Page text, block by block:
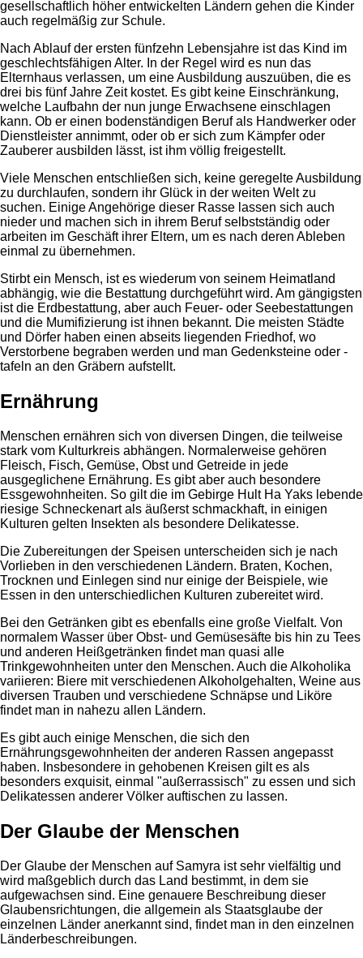
gesellschaftlich höher entwickelten Ländern gehen die Kinder
auch regelmäßig zur Schule.
Nach Ablauf der ersten fünfzehn Lebensjahre ist das Kind im
geschlechtsfähigen Alter. In der Regel wird es nun das
Elternhaus verlassen, um eine Ausbildung auszuüben, die es
drei bis fünf Jahre Zeit kostet. Es gibt keine Einschränkung,
welche Laufbahn der nun junge Erwachsene einschlagen
kann. Ob er einen bodenständigen Beruf als Handwerker oder
Dienstleister annimmt, oder ob er sich zum Kämpfer oder
Zauberer ausbilden lässt, ist ihm völlig freigestellt.
Viele Menschen entschließen sich, keine geregelte Ausbildung
zu durchlaufen, sondern ihr Glück in der weiten Welt zu
suchen. Einige Angehörige dieser Rasse lassen sich auch
nieder und machen sich in ihrem Beruf selbstständig oder
arbeiten im Geschäft ihrer Eltern, um es nach deren Ableben
einmal zu übernehmen.
Stirbt ein Mensch, ist es wiederum von seinem Heimatland
abhängig, wie die Bestattung durchgeführt wird. Am gängigsten
ist die Erdbestattung, aber auch Feuer- oder Seebestattungen
und die Mumifizierung ist ihnen bekannt. Die meisten Städte
und Dörfer haben einen abseits liegenden Friedhof, wo
Verstorbene begraben werden und man Gedenksteine oder -
tafeln an den Gräbern aufstellt.
Ernährung
Menschen ernähren sich von diversen Dingen, die teilweise
stark vom Kulturkreis abhängen. Normalerweise gehören
Fleisch, Fisch, Gemüse, Obst und Getreide in jede
ausgeglichene Ernährung. Es gibt aber auch besondere
Essgewohnheiten. So gilt die im Gebirge Hult Ha Yaks lebende
riesige Schneckenart als äußerst schmackhaft, in einigen
Kulturen gelten Insekten als besondere Delikatesse.
Die Zubereitungen der Speisen unterscheiden sich je nach
Vorlieben in den verschiedenen Ländern. Braten, Kochen,
Trocknen und Einlegen sind nur einige der Beispiele, wie
Essen in den unterschiedlichen Kulturen zubereitet wird.
Bei den Getränken gibt es ebenfalls eine große Vielfalt. Von
normalem Wasser über Obst- und Gemüsesäfte bis hin zu Tees
und anderen Heißgetränken findet man quasi alle
Trinkgewohnheiten unter den Menschen. Auch die Alkoholika
variieren: Biere mit verschiedenen Alkoholgehalten, Weine aus
diversen Trauben und verschiedene Schnäpse und Liköre
findet man in nahezu allen Ländern.
Es gibt auch einige Menschen, die sich den
Ernährungsgewohnheiten der anderen Rassen angepasst
haben. Insbesondere in gehobenen Kreisen gilt es als
besonders exquisit, einmal "außerrassisch" zu essen und sich
Delikatessen anderer Völker auftischen zu lassen.
Der Glaube der Menschen
Der Glaube der Menschen auf Samyra ist sehr vielfältig und
wird maßgeblich durch das Land bestimmt, in dem sie
aufgewachsen sind. Eine genauere Beschreibung dieser
Glaubensrichtungen, die allgemein als Staatsglaube der
einzelnen Länder anerkannt sind, findet man in den einzelnen
Länderbeschreibungen.